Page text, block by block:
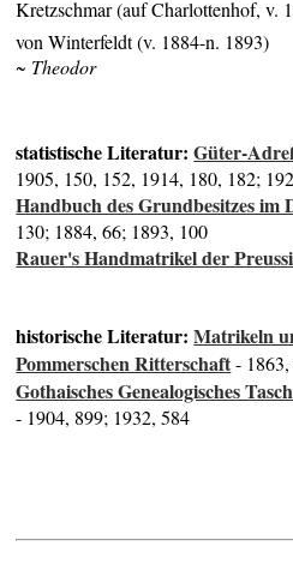
Kretzschmar (auf Charlottenhof, v.
von Winterfeldt (v. 1884-n. 1893)
~ Theodor
statistische Literatur:Güter-
1905, 150, 152, 1914, 180, 182;
Handbuch des Grundbesitzes im
130; 1884, 66; 1893, 100
Rauer's Handmatrikel der
historische Literatur:Matrikeln
Pommerschen Ritterschaft-
Gothaisches Genealogisches
- 1904, 899; 1932, 584